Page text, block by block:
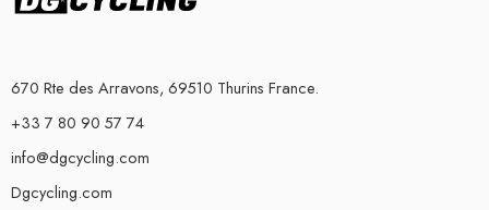
670 Rte des Arravons, 69510 Thurins France.
+33 7 80 90 57 74
info@dgcycling.com
Dgcycling.com